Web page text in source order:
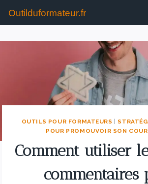
Outilduformateur.fr
OUTILS POUR FORMATEURS |
POUR PROMOUVOIR SON
Comment utiliser
commentaires